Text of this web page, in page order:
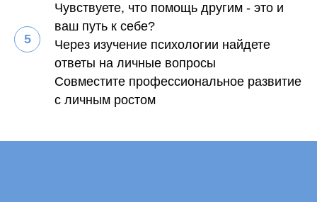
Чувствуете, что помощь другим - это и
ваш путь к себе?
Через изучение психологии найдете
ответы на личные вопросы
Совместите профессиональное развитие
с личным ростом